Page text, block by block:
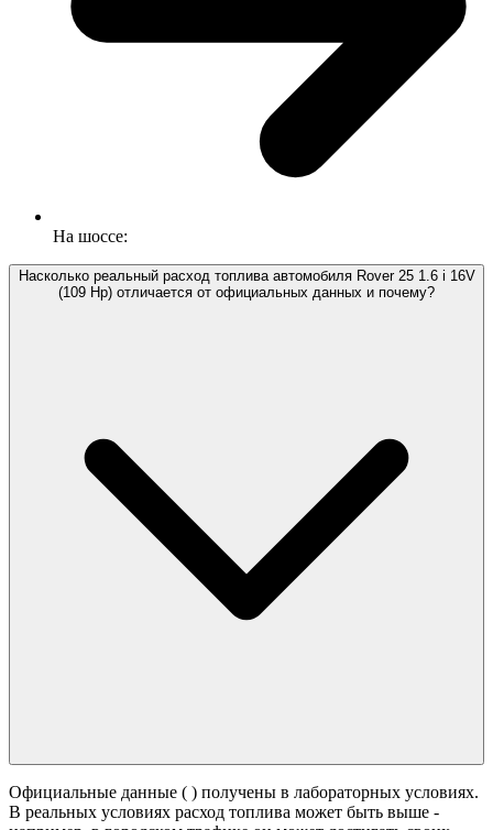
На шоссе:
Насколько реальный расход топлива автомобиля Rover 25 1.6 i 16V
(109 Hp) отличается от официальных данных и почему?
Официальные данные ( ) получены в лабораторных условиях.
В реальных условиях расход топлива может быть выше -